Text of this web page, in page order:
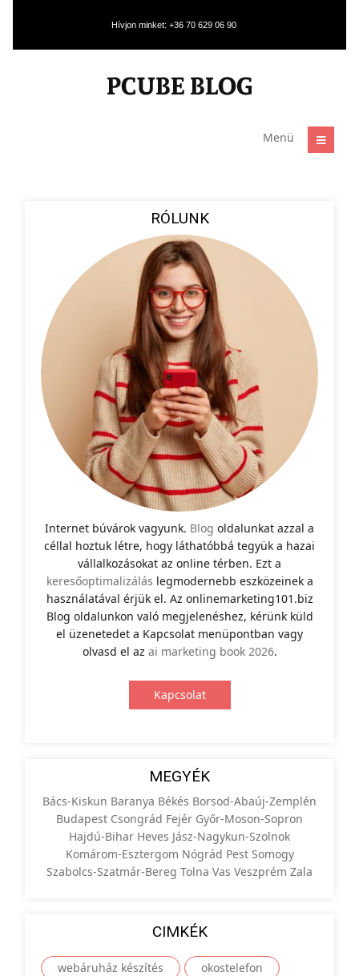
Hívjon minket: +36 70 629 06 90
Menü
RÓLUNK
Internet búvárok vagyunk. Blog oldalunkat azzal a
céllal hoztuk létre, hogy láthatóbbá tegyük a hazai
vállalkozásokat az online térben. Ezt a
keresőoptimalizálás legmodernebb eszközeinek a
használatával érjük el. Az onlinemarketing101.biz
Blog oldalunkon való megjelenéshez, kérünk küld
el üzenetedet a Kapcsolat menüpontban vagy
olvasd el az ai marketing book 2026.
Kapcsolat
MEGYÉK
Bács-Kiskun Baranya Békés Borsod-Abaúj-Zemplén
Budapest Csongrád Fejér Győr-Moson-Sopron
Hajdú-Bihar Heves Jász-Nagykun-Szolnok
Komárom-Esztergom Nógrád Pest Somogy
Szabolcs-Szatmár-Bereg Tolna Vas Veszprém Zala
CIMKÉK
webáruház készítés okostelefon